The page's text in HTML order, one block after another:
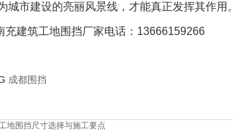
城市建设的亮丽风景线，才能真正发挥其作用。
充建筑工地围挡厂家电话：13666159266
成都围挡
地围挡尺寸选择与施工要点